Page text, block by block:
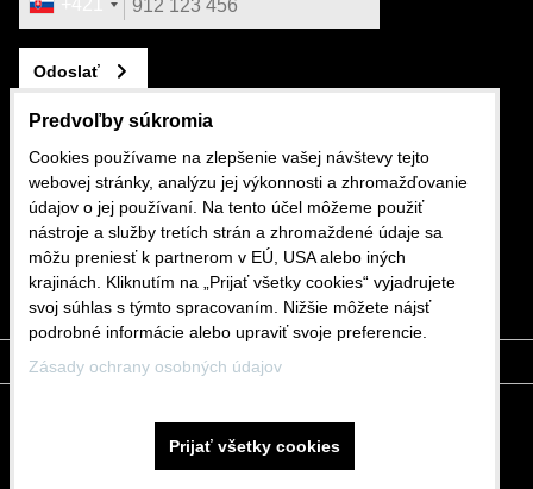
Odoslať
KONTAKTUJTE NÁS
+421 911 562 282
shop@mdslovakia.sk
Predvoľby súkromia
Cookies používame na zlepšenie vašej návštevy tejto
webovej stránky, analýzu jej výkonnosti a zhromažďovanie
údajov o jej používaní. Na tento účel môžeme použiť
nástroje a služby tretích strán a zhromaždené údaje sa
môžu preniesť k partnerom v EÚ, USA alebo iných
krajinách. Kliknutím na „Prijať všetky cookies“ vyjadrujete
svoj súhlas s týmto spracovaním. Nižšie môžete nájsť
podrobné informácie alebo upraviť svoje preferencie.
Zásady ochrany osobných údajov
Prijať všetky cookies